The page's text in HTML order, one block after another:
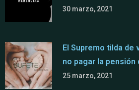
30 marzo, 2021
El Supremo tilda
no pagar la pensión
25 marzo, 2021